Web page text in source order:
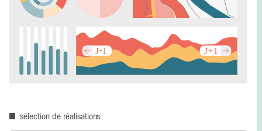
sélection de réalisations